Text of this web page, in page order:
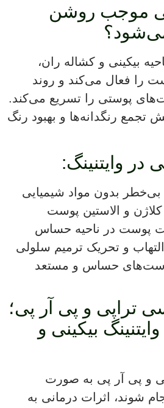
موجب روشن
بیکینی و کشاله ران،
را فعال می‌کند و روند
پوستی را تسریع می‌کند.
تجمع رنگدانه‌ها و بهبود رنگ
در وایتنینگ:
بدون مواد شیمیایی
و الاستین پوست
پوست در ناحیه حساس
و تحریک ترمیم سلولی
حساس و مستعد
تراپی و پی آر پی؛
بیکینی و
و پی آر پی به صورت
شوند، اثرات درمانی به